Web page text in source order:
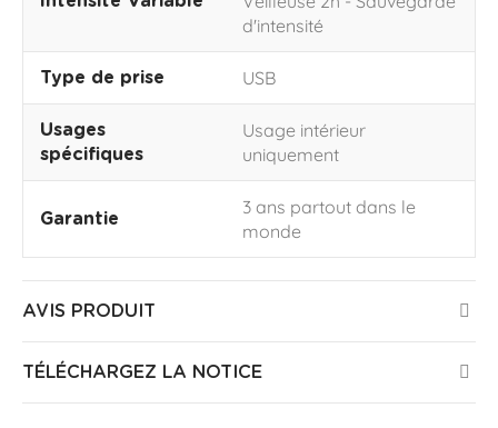
d'intensité
Type de prise USB
Usages
spécifiques
Usage intérieur
uniquement
Garantie
3 ans partout dans le
monde
AVIS PRODUIT
TÉLÉCHARGEZ LA NOTICE